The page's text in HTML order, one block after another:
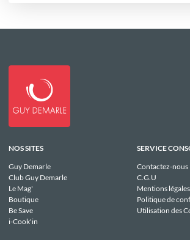
NOS SITES
Guy Demarle
Club Guy Demarle
Le Mag'
Boutique
Be Save
i-Cook'in
SERVICE
Contactez-nous
C.G.U
Mentions légales
Politique de
Utilisation des